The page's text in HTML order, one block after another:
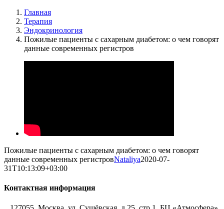
Главная
Терапия
Эндокринология
Пожилые пациенты с сахарным диабетом: о чем говорят
данные современных регистров
Пожилые пациенты с сахарным диабетом: о чем говорят
данные современных регистровNataliya2020-07-
31T10:13:09+03:00
Контактная информация